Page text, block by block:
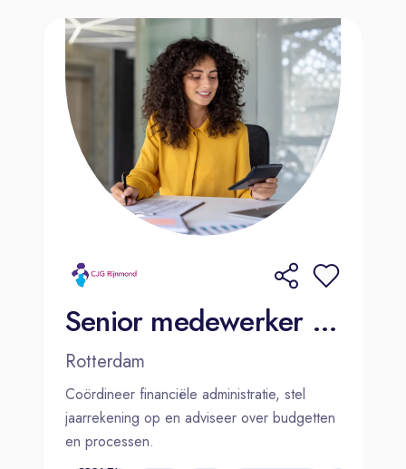
Senior medewerker Financiën /Financial controller
Rotterdam
Coördineer financiële administratie, stel
jaarrekening op en adviseer over budgetten
en processen.
€3592,-